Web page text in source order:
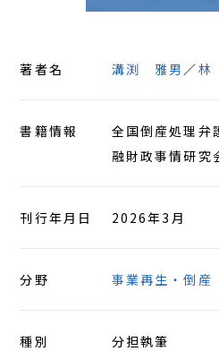
著者名 溝渕 雅男 林
書籍情報
全国倒産処理弁
融財政事情研究
刊行年月日 2026年3月
分野 事業再生・倒産
種別 分担執筆